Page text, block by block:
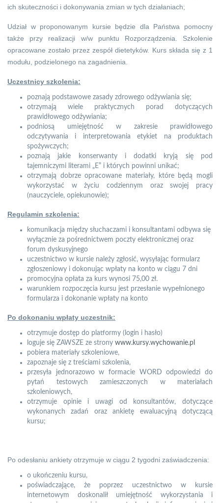
ich skuteczności i dokonywania zmian w tych działaniach;
Udział w proponowanym kursie będzie dla Państwa pomocny
także przy realizacji w/w punktu Rozporządzenia. Szkolenie
opracowane zostało przez zespół dietetyków. Kurs składa się z 1
modułu, podzielonego na zagadnienia.
Uczestnicy szkolenia:
poznają podstawowe zasady zdrowego odżywiania się;
otrzymają wiele praktycznych porad dotyczących
prawidłowego odżywiania;
podniosą umiejętność w zakresie prawidłowego
odczytywania i interpretowania etykiet na produktach
spożywczych;
poznają jakie konserwanty i dodatki kryją się pod
tajemniczymi literami „E” i których powinni unikać;
otrzymają dobrze opracowane materiały, które będą mogli
wykorzystać w życiu codziennym oraz swojej pracy
(nauczyciele, opiekunowie);
Regulamin szkolenia:
komunikacja między słuchaczami i konsultantami odbywa się
wyłącznie za pośrednictwem poczty elektronicznej oraz
forum dyskusyjnego
uczestnictwo w kursie należy zgłosić, wysyłając formularz
zgłoszeniowy i dokonując wpłaty na konto w ciągu 7 dni
promocyjna opłata za kurs wynosi 75,00 zł.
warunkiem rozpoczęcia kursu jest przesłanie wypełnionego
formularza i dokonanie wpłaty na konto
Po dokonaniu wpłaty uczestnik:
otrzymuje dostęp do platformy (login i hasło)
loguje się ZAWSZE ze strony www.kursy.wychowanie.pl
pobiera materiały szkoleniowe,
zapoznaje się z treściami szkolenia,
przesyła jednorazowo w formacie WORD odpowiedzi do
pytań testowych zamieszczonych w materiałach
szkoleniowych,
otrzymuje opinie i uwagi od konsultantów, dotyczące
wykonanych zadań oraz ankietę ewaluacyjną dotyczącą
kursu;
Po odesłaniu ankiety otrzymuje w ciągu 2 tygodni zaświadczenia:
o ukończeniu kursu,
poświadczające, że poprzez uczestnictwo w kursie
internetowym doskonalił umiejętność wykorzystania i